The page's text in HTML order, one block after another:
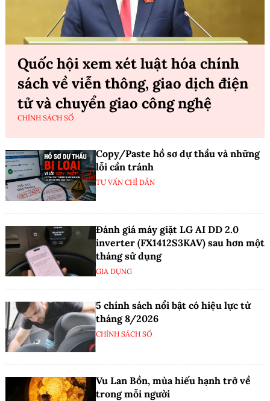
Quốc hội xem xét luật hóa chính
sách về viễn thông, giao dịch điện
tử và chuyển giao công nghệ
CHÍNH SÁCH SỐ
Copy/Paste hồ sơ dự thầu và những
lỗi cần tránh
TƯ VẤN CHỈ DẪN
Đánh giá máy giặt LG AI DD 2.0
inverter (FX1412S3KAV) sau hơn một
tháng sử dụng
GIA DỤNG
5 chính sách nổi bật có hiệu lực từ
tháng 8/2026
CHÍNH SÁCH SỐ
Vu Lan Bồn, mùa hiếu hạnh trở về
trong mỗi người